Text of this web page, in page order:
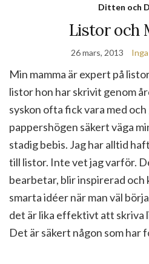
Ditten och
Listor och
26 mars, 2013
Min mamma är expert på
listor hon har skrivit genom
syskon ofta fick vara med
pappershögen säkert väga
stadig bebis. Jag har alltid
till listor. Inte vet jag varför.
bearbetar, blir inspirerad och
smarta idéer när man väl
det är lika effektivt att skriva
Det är säkert någon som har